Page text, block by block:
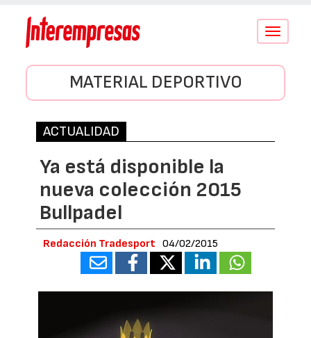
Conmutar
MATERIAL DEPORTIVO
ACTUALIDAD
Ya está disponible la
nueva colección 2015
Bullpadel
Redacción Tradesport 04/02/2015